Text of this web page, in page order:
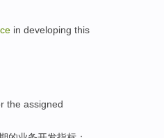
in developing this
the assigned